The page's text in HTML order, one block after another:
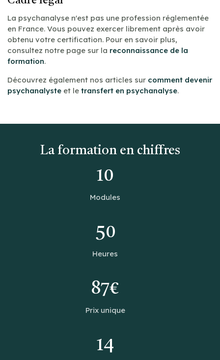
La psychanalyse n'est pas une profession réglementée
en France. Vous pouvez exercer librement après avoir
obtenu votre certification. Pour en savoir plus,
consultez notre page sur la reconnaissance de la
formation.
Découvrez également nos articles sur comment devenir
psychanalyste et le transfert en psychanalyse.
La formation en chiffres
10
Modules
50
Heures
87€
Prix unique
14